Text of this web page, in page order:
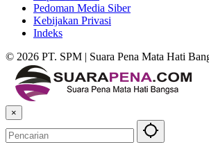
Pedoman Media Siber
Kebijakan Privasi
Indeks
© 2026 PT. SPM | Suara Pena Mata Hati
×